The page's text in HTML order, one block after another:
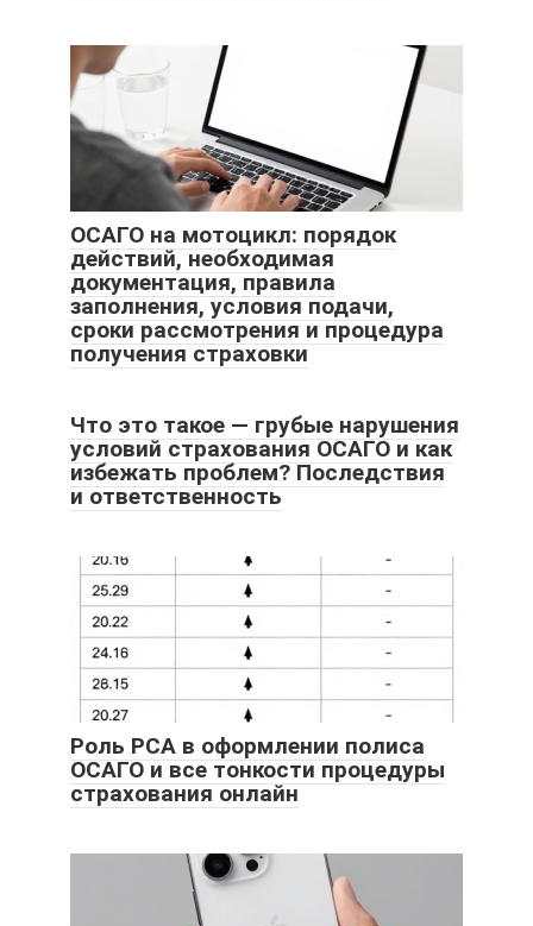
ОСАГО на мотоцикл: порядок
действий, необходимая
документация, правила
заполнения, условия подачи,
сроки рассмотрения и процедура
получения страховки
Что это такое — грубые нарушения
условий страхования ОСАГО и как
избежать проблем? Последствия
и ответственность
Роль РСА в оформлении полиса
ОСАГО и все тонкости процедуры
страхования онлайн